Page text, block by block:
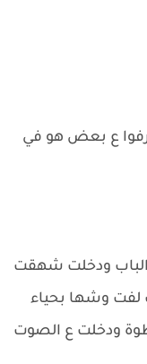
ع بعض هو في
الباب ودخلت شهقت
وشها بحياء
ودخلت ع الصوت